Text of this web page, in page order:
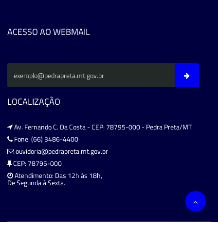
ACESSO AO WEBMAIL
LOCALIZAÇÃO
Av. Fernando C. Da Costa - CEP: 78795-000 - Pedra Preta/MT
Fone: (66) 3486-4400
ouvidoria@pedrapreta.mt.gov.br
CEP: 78795-000
Atendimento: Das 12h às 18h,
De Segunda à Sexta.